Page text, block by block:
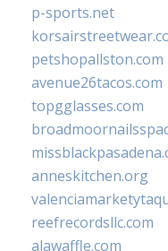
p-sports.net
petshopallston.com
avenue26tacos.com
topgglasses.com
anneskitchen.org
reefrecordsllc.com
alawaffle.com